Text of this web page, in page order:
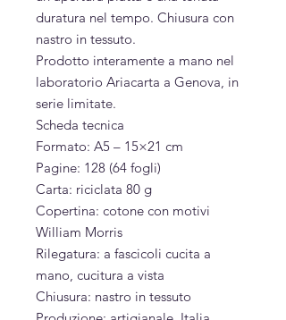
duratura nel tempo. Chiusura con
nastro in tessuto.
Prodotto interamente a mano nel
laboratorio Ariacarta a Genova, in
serie limitate.
Scheda tecnica
Formato: A5 – 15×21 cm
Pagine: 128 (64 fogli)
Carta: riciclata 80 g
Copertina: cotone con motivi
William Morris
Rilegatura: a fascicoli cucita a
mano, cucitura a vista
Chiusura: nastro in tessuto